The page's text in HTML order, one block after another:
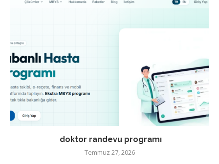
doktor randevu programı
Temmuz 27, 2026